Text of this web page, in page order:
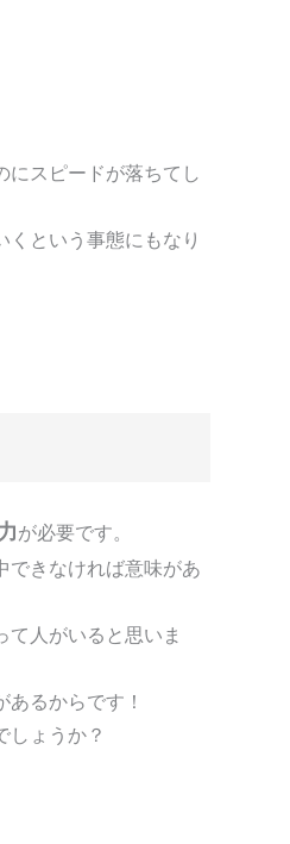
にスピードが落ちてし
という事態にもなり
が必要です。
できなければ意味があ
て人がいると思いま
るからです！
しょうか？